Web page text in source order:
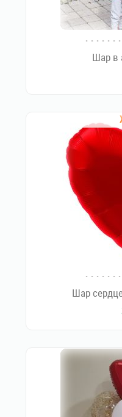
Шар в
Шар